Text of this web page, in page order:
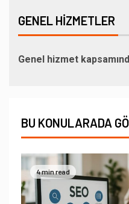
GENEL HIZMETLER
Genel hizmet
BU KONULARADA
4 min read